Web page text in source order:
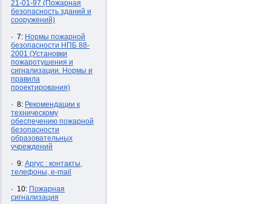
21-01-97 (Пожарная
безопасность зданий и
сооружений)
· 7: Нормы пожарной
безопасности НПБ 88-
2001 (Установки
пожаротушения и
сигнализации. Нормы и
правила
проектирования)
· 8: Рекомендации к
техническому
обеспечению пожарной
безопасности
образовательных
учреждений
· 9: Аргус : контакты,
телефоны, e-mail
· 10: Пожарная
сигнализация